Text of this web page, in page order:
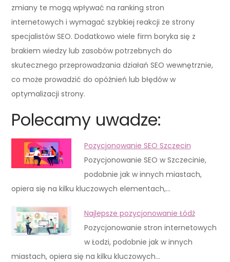
zmiany te mogą wpływać na ranking stron
internetowych i wymagać szybkiej reakcji ze strony
specjalistów SEO. Dodatkowo wiele firm boryka się z
brakiem wiedzy lub zasobów potrzebnych do
skutecznego przeprowadzania działań SEO wewnętrznie,
co może prowadzić do opóźnień lub błędów w
optymalizacji strony.
Polecamy uwadze:
Pozycjonowanie SEO Szczecin
Pozycjonowanie SEO w Szczecinie,
podobnie jak w innych miastach,
opiera się na kilku kluczowych elementach,…
Najlepsze pozycjonowanie Łódź
Pozycjonowanie stron internetowych
w Łodzi, podobnie jak w innych
miastach, opiera się na kilku kluczowych…